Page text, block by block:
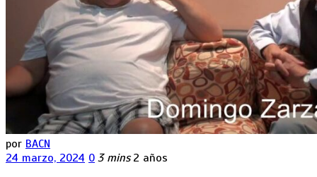
por BACN
24 marzo, 2024 0 3 mins 2 años